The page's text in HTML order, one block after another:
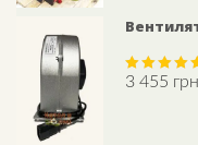
Rated 5.00
3 455 грн